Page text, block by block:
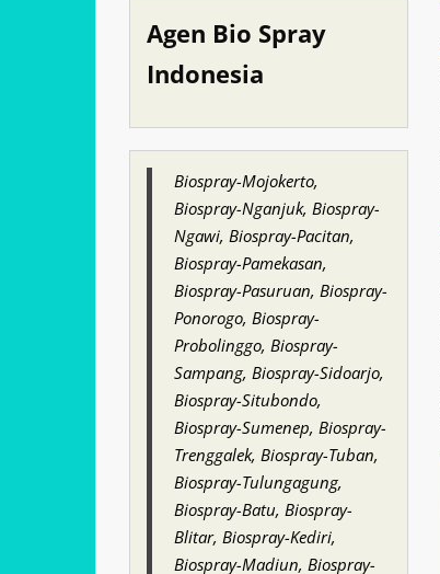
Agen Bio Spray
Indonesia
Biospray-Mojokerto,
Biospray-Nganjuk, Biospray-
Ngawi, Biospray-Pacitan,
Biospray-Pamekasan,
Biospray-Pasuruan, Biospray-
Ponorogo, Biospray-
Probolinggo, Biospray-
Sampang, Biospray-Sidoarjo,
Biospray-Situbondo,
Biospray-Sumenep, Biospray-
Trenggalek, Biospray-Tuban,
Biospray-Tulungagung,
Biospray-Batu, Biospray-
Blitar, Biospray-Kediri,
Biospray-Madiun, Biospray-